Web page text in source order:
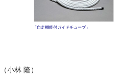
「自走機能付ガイドチューブ」
（小林 隆）